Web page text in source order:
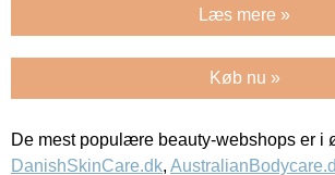
Læs mere »
Køb nu »
De mest populære beauty-webshops er i
DanishSkinCare.dk,